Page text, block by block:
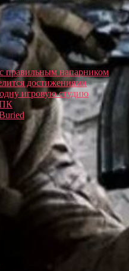
правильным напарником
достижениями
игровую студию
ПК